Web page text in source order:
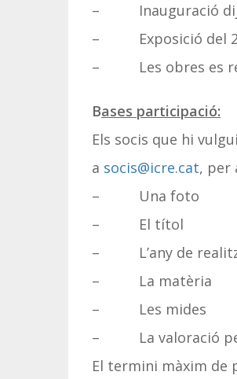
– Inauguració
– Exposició del 22
– Les obres es
Bases participació:
Els socis que hi
a socis@icre.cat, per
– Una foto
– El títol
– L’any de
– La matèria
– Les mides
– La valoració per
El termini màxim de